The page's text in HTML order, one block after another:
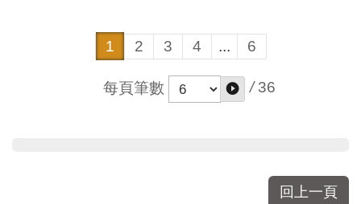
1 2 3 4 ... 6
每頁筆數 / 36
回上一頁